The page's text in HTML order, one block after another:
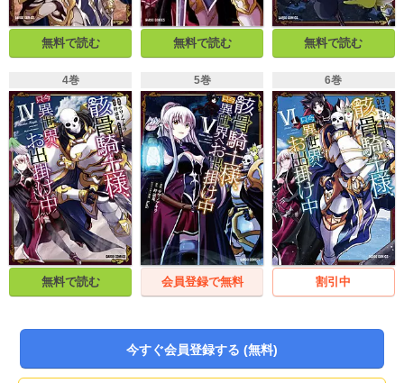
無料で読む 無料で読む 無料で読む
4巻
無料で読む
5巻
会員登録で無料
6巻
割引中
今すぐ会員登録する (無料)